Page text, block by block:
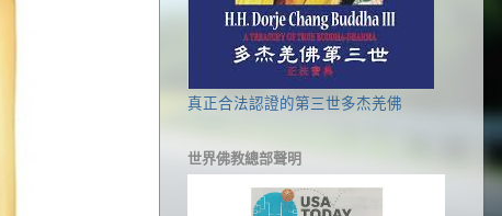
真正合法認證的第三世多杰羌佛
世界佛教總部聲明